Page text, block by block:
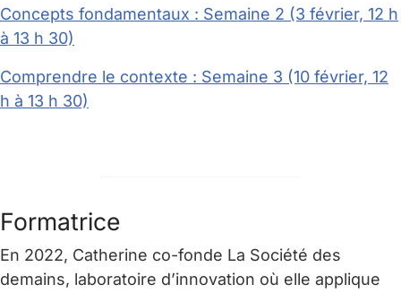
Concepts fondamentaux : Semaine 2 (3 février, 12 h
à 13 h 30)
Comprendre le contexte : Semaine 3 (10 février, 12
h à 13 h 30)
Formatrice
En 2022, Catherine co-fonde La Société des
demains, laboratoire d’innovation où elle applique